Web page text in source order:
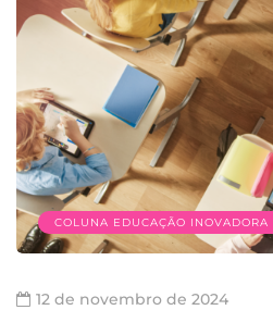
COLUNA EDUCAÇÃO INOVADORA
12 de novembro de 2024